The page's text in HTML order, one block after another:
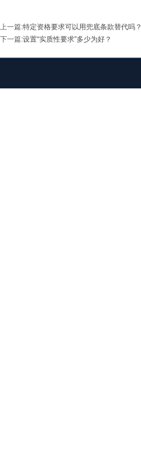
上一篇:特定资格要求可以用兜底条款替代吗？
下一篇:设置“实质性要求”多少为好？